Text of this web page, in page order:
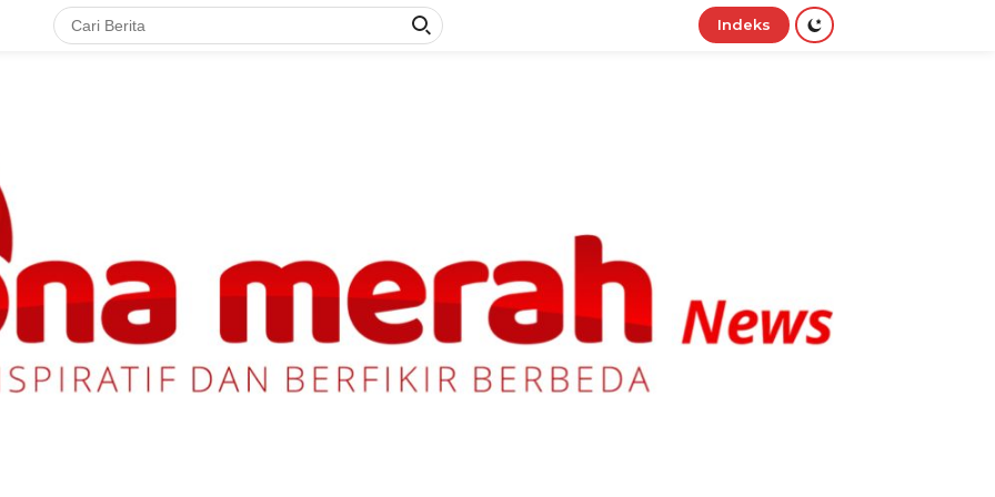
Indeks